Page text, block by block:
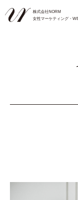
株式会社NORM
女性マーケティング・